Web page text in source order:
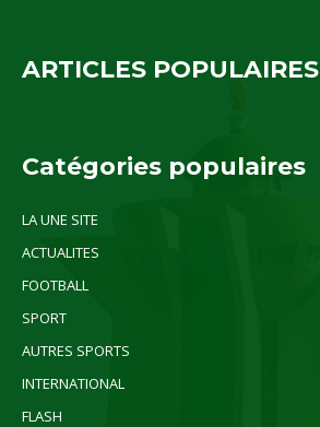
ARTICLES POPULAIRES
Catégories populaires
LA UNE SITE
ACTUALITES
FOOTBALL
SPORT
AUTRES SPORTS
INTERNATIONAL
FLASH